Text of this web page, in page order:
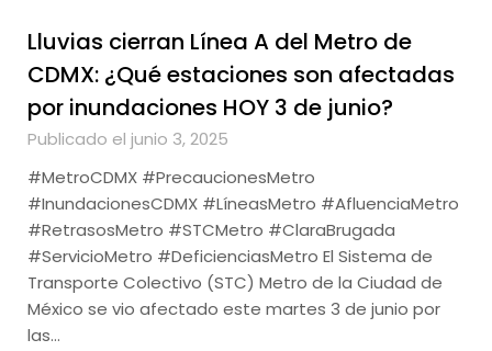
Lluvias cierran Línea A del Metro de
CDMX: ¿Qué estaciones son afectadas
por inundaciones HOY 3 de junio?
Publicado el junio 3, 2025
#MetroCDMX #PrecaucionesMetro
#InundacionesCDMX #LíneasMetro #AfluenciaMetro
#RetrasosMetro #STCMetro #ClaraBrugada
#ServicioMetro #DeficienciasMetro El Sistema de
Transporte Colectivo (STC) Metro de la Ciudad de
México se vio afectado este martes 3 de junio por
las…